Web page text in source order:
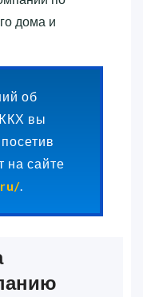
дома и
об
вы
на сайте